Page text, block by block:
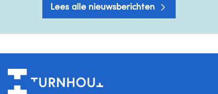
Lees alle nieuwsberichten